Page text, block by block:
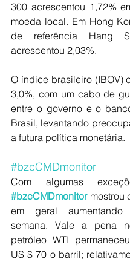
300 acrescentou 1,72%
moeda local. Em Hong
de referência Hang
acrescentou 2,03%.
O índice brasileiro (IBOV)
3,0%, com um cabo de
entre o governo e o
Brasil, levantando
a futura política monetária.
#bzcCMDmonitor
#bzcCMDmonitor mostrou
em geral
semana. Vale a pena
petróleo WTI
US $ 70 o barril;